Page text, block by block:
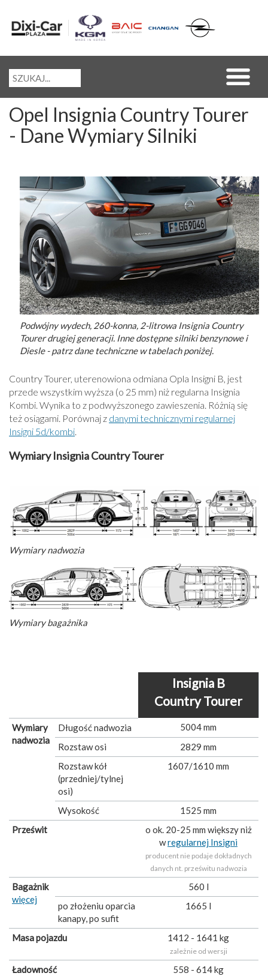
Opel Insignia Country Tourer
- Dane Wymiary Silniki
Podwójny wydech, 260-konna, 2-litrowa Insignia Country
Tourer drugiej generacji. Inne dostępne silniki benzynowe i
Diesle - patrz dane techniczne w tabelach poniżej.
Country Tourer, uterenowiona odmiana Opla Insigni B, jest
przede wszystkim wyższa (o 25 mm) niż regularna Insignia
Kombi. Wynika to z podwyższonego zawieszenia. Różnią się
też osiągami. Porównaj z danymi technicznymi regularnej
Insigni 5d/kombi.
Wymiary Insignia Country Tourer
Wymiary nadwozia
Wymiary bagażnika
Insignia B
Country Tourer
Wymiary
nadwozia
Długość nadwozia
5004 mm
Rozstaw osi
2829 mm
Rozstaw kół
(przedniej/tylnej
osi)
1607/1610 mm
Wysokość
1525 mm
Prześwit
o ok. 20-25 mm większy niż
wregularnej Insigni
producent nie podaje dokładnych
danych nt. prześwitu nadwozia
Bagażnik
więcej
560 l
po złożeniu oparcia
kanapy, po sufit
1665 l
Masa pojazdu 1412 - 1641 kg
zależnie od wersji
Ładowność 558 - 614 kg